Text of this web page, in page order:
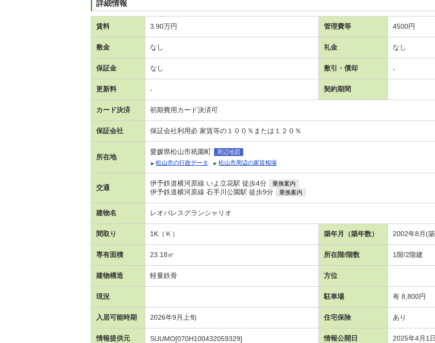
詳細情報
賃料 3.90万円 管理費等 4500円
敷金 なし 礼金 なし
保証金 なし 敷引・償却 -
更新料 - 契約期間
カード決済 初期費用カード決済可
保証会社 保証会社利用必 家賃等の１００％または１２０％
所在地
愛媛県松山市祇園町
周辺地図
松山市の行政データ
松山市周辺の家賃相場
交通
伊予鉄道横河原線 いよ立花駅 徒歩4分 乗換案内
伊予鉄道横河原線 石手川公園駅 徒歩9分 乗換案内
建物名 レオパレスグランシャリオ
間取り 1K（Ｋ） 築年月（築年数） 2002年8月(
専有面積 23.18㎡ 所在階/階数 1階/2階建
建物構造 軽量鉄骨 方位
現況 駐車場 有 8,800円
入居可能時期 2026年9月上旬 住宅保険 あり
情報提供元 SUUMO[070H100432059329] 情報公開日 2025年4月1日